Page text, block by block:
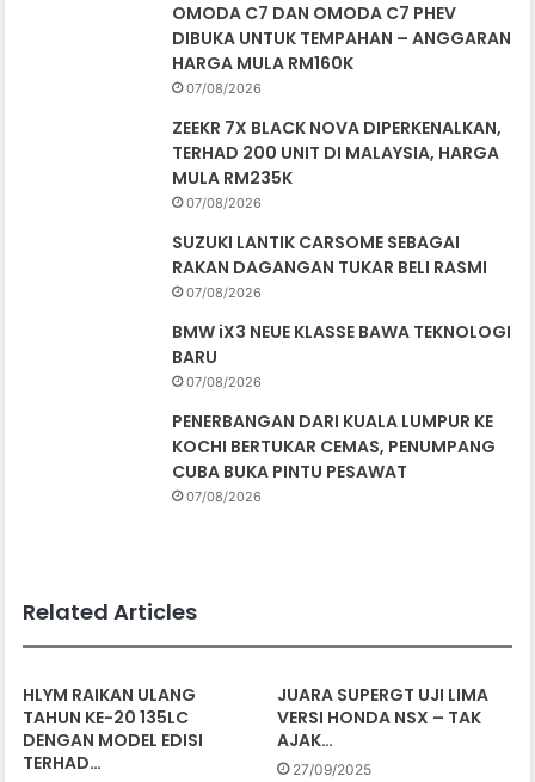
OMODA C7 DAN OMODA C7 PHEV
DIBUKA UNTUK TEMPAHAN – ANGGARAN
HARGA MULA RM160K
07/08/2026
ZEEKR 7X BLACK NOVA DIPERKENALKAN,
TERHAD 200 UNIT DI MALAYSIA, HARGA
MULA RM235K
07/08/2026
SUZUKI LANTIK CARSOME SEBAGAI
RAKAN DAGANGAN TUKAR BELI RASMI
07/08/2026
BMW iX3 NEUE KLASSE BAWA TEKNOLOGI
BARU
07/08/2026
PENERBANGAN DARI KUALA LUMPUR KE
KOCHI BERTUKAR CEMAS, PENUMPANG
CUBA BUKA PINTU PESAWAT
07/08/2026
Related Articles
HLYM RAIKAN ULANG
TAHUN KE-20 135LC
DENGAN MODEL EDISI
TERHAD…
JUARA SUPERGT UJI LIMA
VERSI HONDA NSX – TAK
AJAK…
27/09/2025